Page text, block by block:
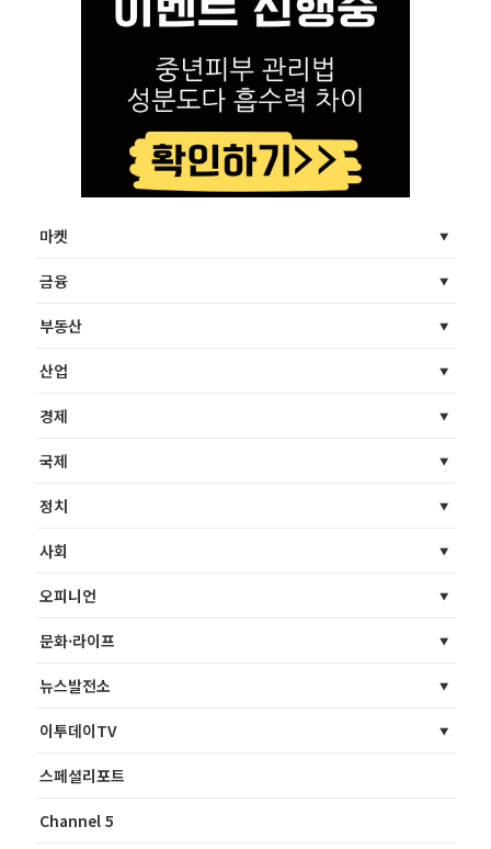
마켓
금융
부동산
산업
경제
국제
정치
사회
오피니언
문화·라이프
뉴스발전소
이투데이TV
스페셜리포트
Channel 5